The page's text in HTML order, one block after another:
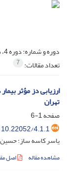
دوره و شماره:دوره 4، شماره 1 - شماره پیاپی 13، اسفند 1394
تعداد مقالات: 7
ارزیابی دز مؤثر
تهران
صفحه1-6
10.22052/4.1.1
یاسر کاسه ساز؛
مشاهده مقاله اصل